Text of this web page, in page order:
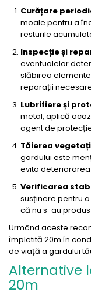
Curățare
moale pentru a
resturile
Inspecție și
eventualelor
slăbirea
reparații
Lubrifiere și
metal, aplică
agent de
Tăierea
gardului este
evita
Verificarea
susținere pentru
că nu s-au
Urmând aceste
împletită 20m în
de viață a gardului
Alternative
20m